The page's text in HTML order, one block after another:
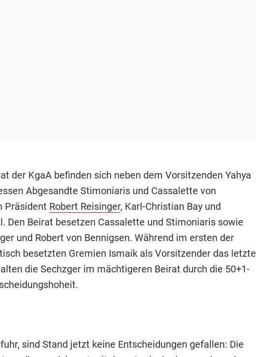
der KgaA befinden sich neben dem Vorsitzenden Yahya
Abgesandte Stimoniaris und Cassalette von
Präsident Robert Reisinger, Karl-Christian Bay und
Den Beirat besetzen Cassalette und Stimoniaris sowie
und Robert von Bennigsen. Während im ersten der
besetzten Gremien Ismaik als Vorsitzender das letzte
die Sechzger im mächtigeren Beirat durch die 50+1-
sind Stand jetzt keine Entscheidungen gefallen: Die